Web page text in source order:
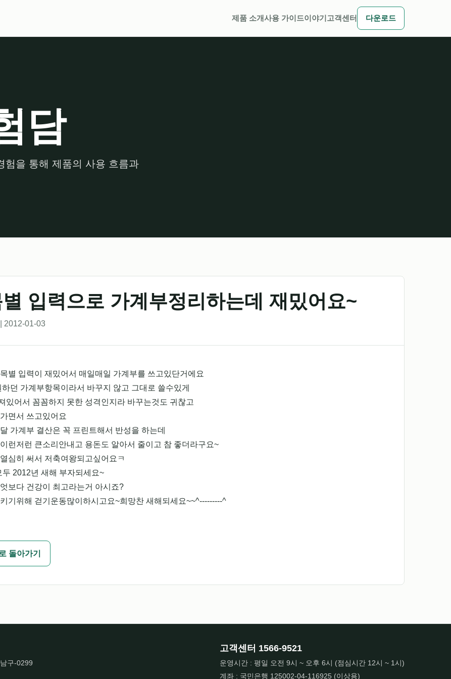
제품 소개사용 가이드이야기 고객센터 다운로드
담
험을 통해 제품의 사용 흐름과
입력으로 가계부정리하는데 재밌어요~
2012-01-03
별 입력이 재밌어서 매일매일 가계부를 쓰고있단거에요
하던 가계부항목이라서 바꾸지 않고 그대로 쓸수있게
있어서 꼼꼼하지 못한 성격인지라 바꾸는것도 귀찮고
면서 쓰고있어요
가계부 결산은 꼭 프린트해서 반성을 하는데
런저런 큰소리안내고 용돈도 알아서 줄이고 참 좋더라구요~
심히 써서 저축여왕되고싶어요ㅋ
두 2012년 새해 부자되세요~
보다 건강이 최고라는거 아시죠?
기위해 걷기운동많이하시고요~희망찬 새해되세요~~^---------^
돌아가기
구-0299
고객센터 1566-9521
운영시간 : 평일 오전 9시 ~ 오후 6시 (점심시간 12시 ~ 1시)
계좌 : 국민은행 125002-04-116925 (이상용)